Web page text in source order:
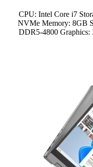
CPU: Intel Core i7
NVMe Memory: 8GB
DDR5-4800 Graphics: